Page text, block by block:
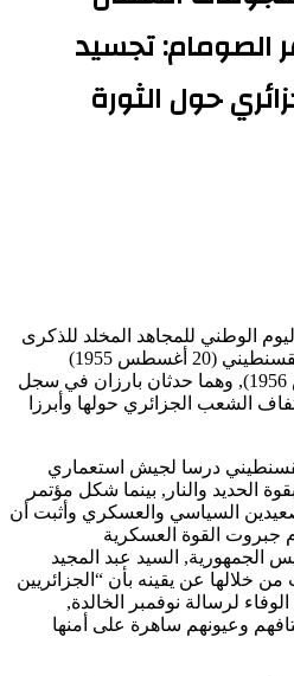
الصومام: تجسيد
حول الثورة
الوطني للمجاهد المخلد للذكرى
المزدوجة لهجومات الشمال القسنطيني (20 أغسطس 1955)
ومؤتمر الصومام (20 أغسطس 1956), وهما حدثان بارزان في سجل
الشعب الجزائري حولها وأبرزا
درسا لجيش استعماري
الحديد والنار, بينما شكل مؤتمر
السياسي والعسكري وأثبت أن
جبروت القوة العسكرية
الجمهورية, السيد عبد المجيد
خلالها عن يقينه بأن “الجزائريين
لرسالة نوفمبر الخالدة,
وعيونهم ساهرة على أمنها